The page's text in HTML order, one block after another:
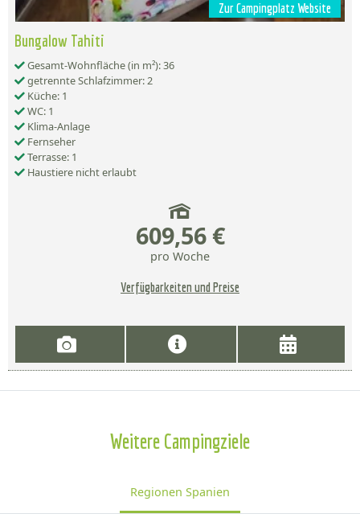
Zur Campingplatz Website
Bungalow Tahiti
Gesamt-Wohnfläche (in m²): 36
getrennte Schlafzimmer: 2
Küche: 1
WC: 1
Klima-Anlage
Fernseher
Terrasse: 1
Haustiere nicht erlaubt
609,56 €
pro Woche
Verfügbarkeiten und Preise
Weitere Campingziele
Regionen Spanien